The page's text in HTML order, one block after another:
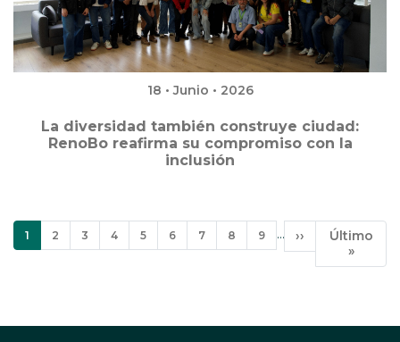
18 • Junio • 2026
La diversidad también construye ciudad:
RenoBo reafirma su compromiso con la
inclusión
Paginación
Página
actual
1 Página
2 Página
3 Página
4 Página
5 Página
6 Página
7 Página
8 Página
9 …
Siguiente
página
››
Última
página
Último
»